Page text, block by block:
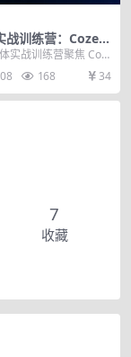
战训练营：Coze、
发，视频创作、
盖
实战训练营聚焦 Coz
台开发，专为 AI ...
168 34
7
收藏